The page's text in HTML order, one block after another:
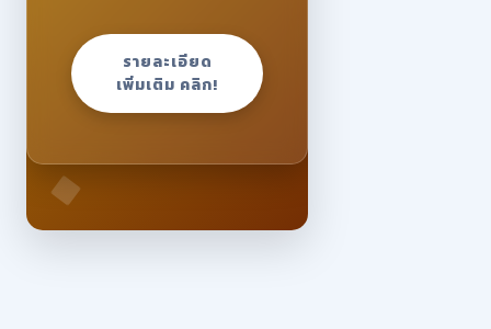
รายละเอียด
เพิ่มเติม คลิก!